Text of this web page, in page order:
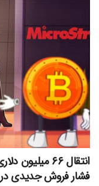
انتقال ۶۶
فشار فروش جدیدی